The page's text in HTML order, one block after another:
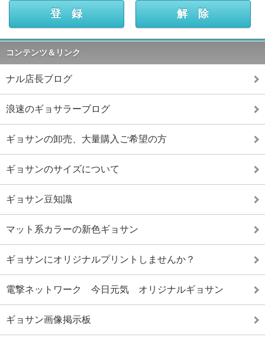
コンテンツ＆リンク
ナル店長ブログ
浪速のギョサラーブログ
ギョサンの卸売、大量購入ご希望の方
ギョサンのサイズについて
ギョサン豆知識
マット系カラーの新色ギョサン
ギョサンにオリジナルプリントしませんか？
電撃ネットワーク 今日元気 オリジナルギョサン
ギョサン画像掲示板